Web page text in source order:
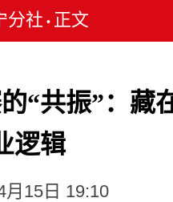
分社 • 正文
“共振”：藏
逻辑
月15日 19:10